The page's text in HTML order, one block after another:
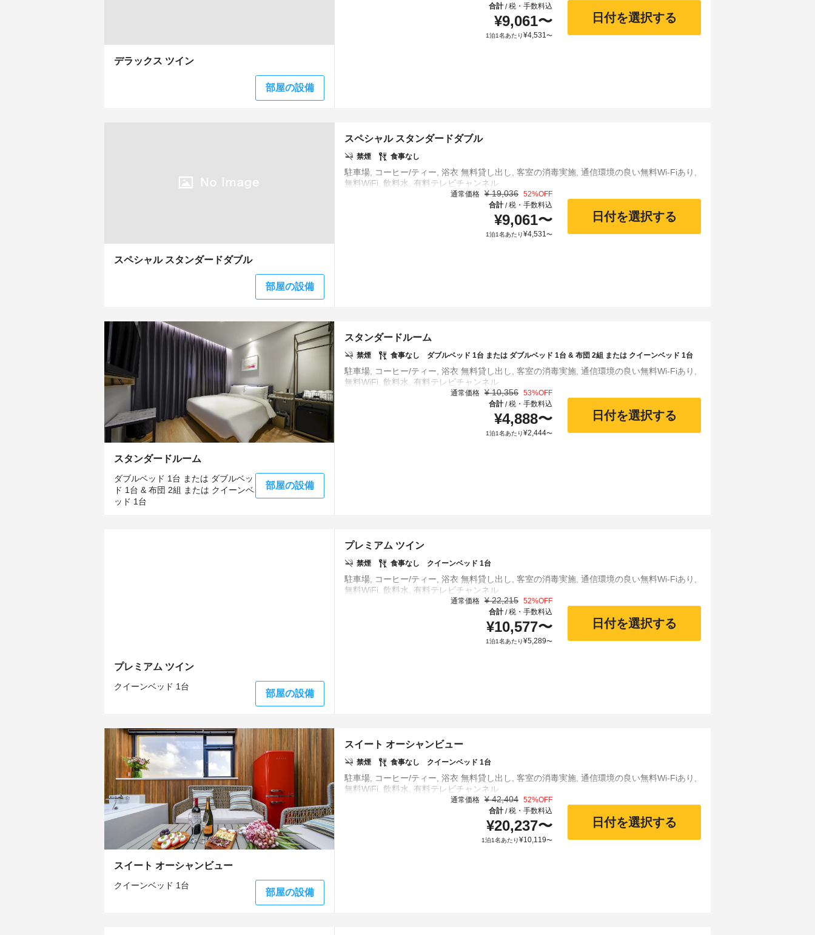
デラックス ツイン
部屋の設備
合計/税・手数料込
¥9,061〜
1泊1名あたり¥4,531〜
日付を選択する
スペシャル スタンダードダブル
部屋の設備
スペシャル スタンダードダブル
禁煙 食事なし
駐車場, コーヒー/ティー, 浴衣 無料貸し出し, 客室の消毒実施, 通信環境の良い無料Wi-Fiあり,
通常価格 ¥ 19,036 52%OFF
合計/税・手数料込
¥9,061〜
1泊1名あたり¥4,531〜
日付を選択する
スタンダードルーム
ダブルベッド 1台 または ダブルベッ
ド 1台 & 布団 2組 または クイーンベ
ッド 1台
部屋の設備
スタンダードルーム
禁煙 食事なし ダブルベッド 1台 または ダブルベッド 1台 & 布団 2組 または クイーンベッド 1台
駐車場, コーヒー/ティー, 浴衣 無料貸し出し, 客室の消毒実施, 通信環境の良い無料Wi-Fiあり,
通常価格 ¥ 10,356 53%OFF
合計/税・手数料込
¥4,888〜
1泊1名あたり¥2,444〜
日付を選択する
プレミアム ツイン
クイーンベッド 1台
部屋の設備
プレミアム ツイン
禁煙 食事なし クイーンベッド 1台
駐車場, コーヒー/ティー, 浴衣 無料貸し出し, 客室の消毒実施, 通信環境の良い無料Wi-Fiあり,
通常価格 ¥ 22,215 52%OFF
合計/税・手数料込
¥10,577〜
1泊1名あたり¥5,289〜
日付を選択する
スイート オーシャンビュー
クイーンベッド 1台
部屋の設備
スイート オーシャンビュー
禁煙 食事なし クイーンベッド 1台
駐車場, コーヒー/ティー, 浴衣 無料貸し出し, 客室の消毒実施, 通信環境の良い無料Wi-Fiあり,
通常価格 ¥ 42,404 52%OFF
合計/税・手数料込
¥20,237〜
1泊1名あたり¥10,119〜
日付を選択する